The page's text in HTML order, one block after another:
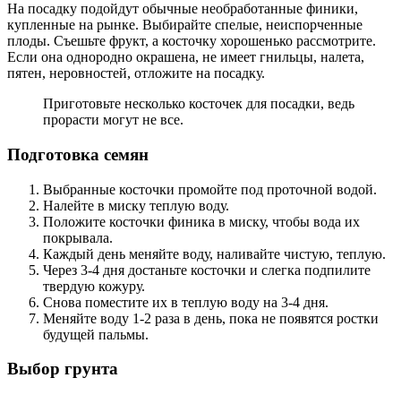
На посадку подойдут обычные необработанные финики,
купленные на рынке. Выбирайте спелые, неиспорченные
плоды. Съешьте фрукт, а косточку хорошенько рассмотрите.
Если она однородно окрашена, не имеет гнильцы, налета,
пятен, неровностей, отложите на посадку.
Приготовьте несколько косточек для посадки, ведь
прорасти могут не все.
Подготовка семян
Выбранные косточки промойте под проточной водой.
Налейте в миску теплую воду.
Положите косточки финика в миску, чтобы вода их
покрывала.
Каждый день меняйте воду, наливайте чистую, теплую.
Через 3-4 дня достаньте косточки и слегка подпилите
твердую кожуру.
Снова поместите их в теплую воду на 3-4 дня.
Меняйте воду 1-2 раза в день, пока не появятся ростки
будущей пальмы.
Выбор грунта